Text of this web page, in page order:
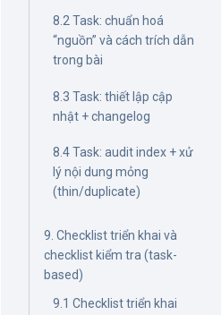
8.2 Task: chuẩn hoá
“nguồn” và cách trích dẫn
trong bài
8.3 Task: thiết lập cập
nhật + changelog
8.4 Task: audit index + xử
lý nội dung mỏng
(thin/duplicate)
9. Checklist triển khai và
checklist kiểm tra (task-
based)
9.1 Checklist triển khai